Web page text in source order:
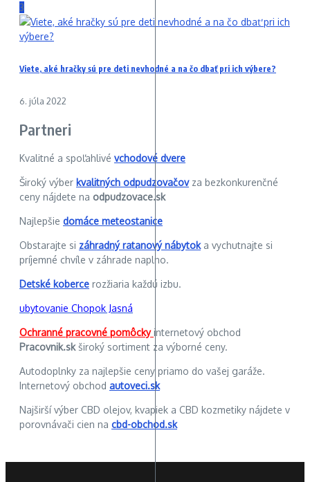
3
Viete, aké hračky sú pre deti nevhodné a na čo dbať pri ich výbere?
6. júla 2022
Partneri
Kvalitné a spoľahlivé vchodové dvere
Široký výber kvalitných odpudzovačovza bezkonkurenčné
ceny nájdete na odpudzovace.sk
Najlepšie domáce meteostanice
Obstarajte si záhradný ratanový nábytoka vychutnajte si
príjemné chvíle v záhrade naplno.
Detské koberce rozžiaria každú izbu.
ubytovanie Chopok Jasná
Ochranné pracovné pomôckyinternetový obchod
Pracovnik.skširoký sortiment za výborné ceny.
Autodoplnky za najlepšie ceny priamo do vašej garáže.
Internetový obchod autoveci.sk
Najširší výber CBD olejov, kvapiek a CBD kozmetiky nájdete v
porovnávači cien na cbd-obchod.sk